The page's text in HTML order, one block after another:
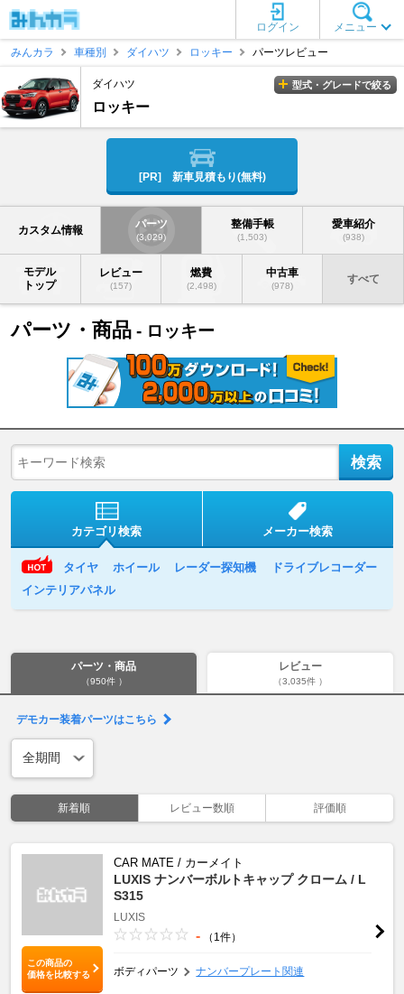
メニュー
ログイン
みんカラ
車種別 ダイハツ ロッキー パーツレビュー
ダイハツ
ロッキー
型式・グレードで絞る
[PR] 新車見積もり(無料)
カスタム情報 パーツ
(3,029)
整備手帳
(1,503)
愛車紹介
(938)
モデル
トップ
レビュー
(157)
燃費
(2,498)
中古車
(978)
すべて
パーツ・商品 - ロッキー
カテゴリ検索 メーカー検索
タイヤ ホイール レーダー探知機
ドライブレコーダー
インテリアパネル
パーツ・商品
（950件 ）
レビュー
（3,035件 ）
デモカー装着パーツはこちら
新着順 レビュー数順 評価順
この商品の
価格を比較する
CAR MATE / カーメイト
LUXIS ナンバーボルトキャップ クローム / L
S315
LUXIS
- （1件）
ボディパーツ ナンバープレート関連